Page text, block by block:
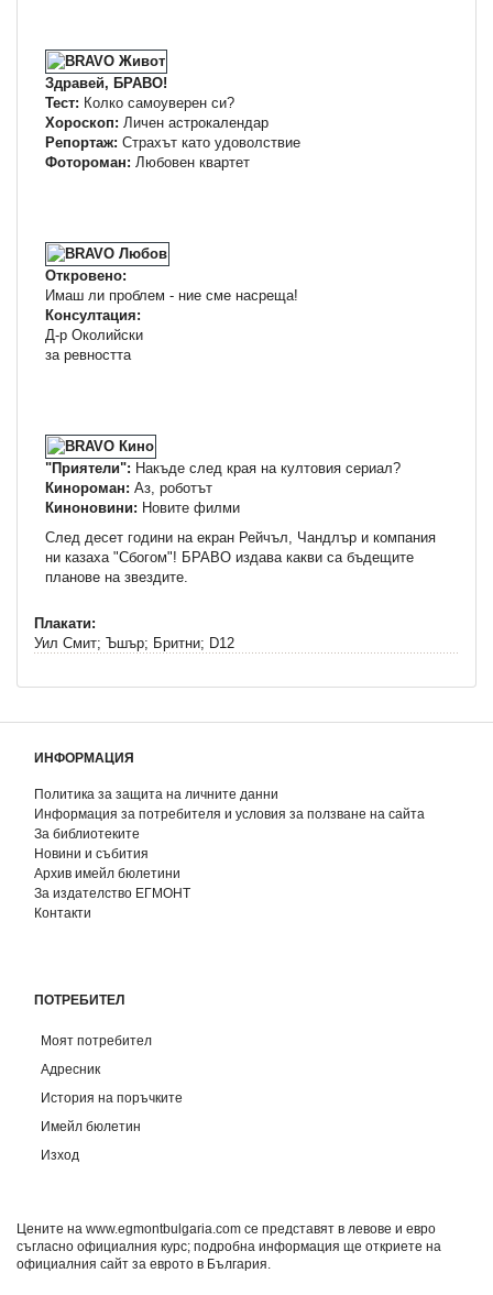
Здравей, БРАВО!
Тест: Колко самоуверен си?
Хороскоп: Личен астрокалендар
Репортаж: Страхът като удоволствие
Фотороман: Любовен квартет
Откровено:
Имаш ли проблем - ние сме насреща!
Консултация:
Д-р Околийски
за ревността
"Приятели": Накъде след края на култовия сериал?
Кинороман: Аз, роботът
Киноновини: Новите филми
След десет години на екран Рейчъл, Чандлър и компания
ни казаха "Сбогом"! БРАВО издава какви са бъдещите
планове на звездите.
Плакати:
Уил Смит; Ъшър; Бритни; D12
ИНФОРМАЦИЯ
Политика за защита на личните данни
Информация за потребителя и условия за ползване на сайта
За библиотеките
Новини и събития
Архив имейл бюлетини
За издателство ЕГМОНТ
Контакти
ПОТРЕБИТЕЛ
Моят потребител
Адресник
История на поръчките
Имейл бюлетин
Изход
Цените на www.egmontbulgaria.com се представят в левове и евро
съгласно официалния курс; подробна информация ще откриете на
официалния сайт за еврото в България